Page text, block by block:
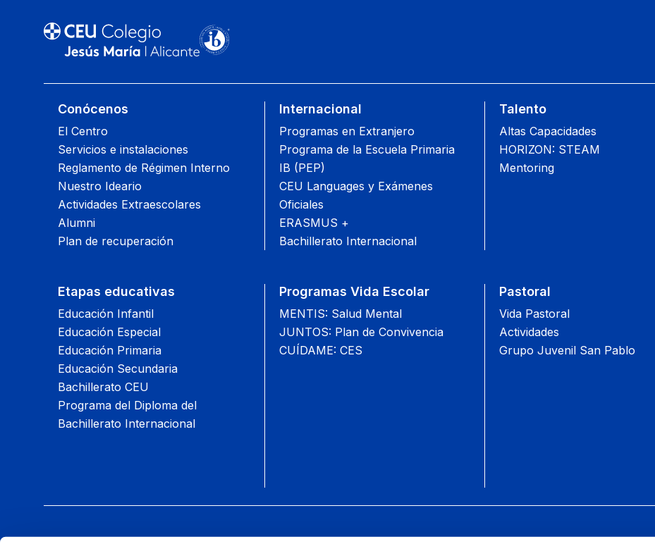
Conócenos
El Centro
Servicios e instalaciones
Reglamento de Régimen Interno
Nuestro Ideario
Actividades Extraescolares
Alumni
Plan de recuperación
Etapas educativas
Educación Infantil
Educación Especial
Educación Primaria
Educación Secundaria
Bachillerato CEU
Programa del Diploma del
Bachillerato Internacional
Internacional
Programas en Extranjero
Programa de la Escuela Primaria
IB (PEP)
CEU Languages y Exámenes
Oficiales
ERASMUS +
Bachillerato Internacional
Programas Vida Escolar
MENTIS: Salud Mental
JUNTOS: Plan de Convivencia
CUÍDAME: CES
Talento
Altas Capacidades
HORIZON: STEAM
Mentoring
Pastoral
Vida Pastoral
Actividades
Grupo Juvenil San Pablo